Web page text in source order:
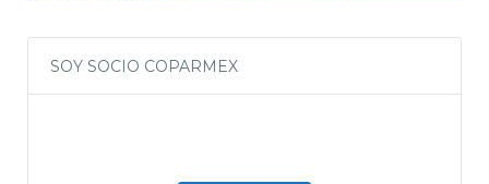
SOY SOCIO COPARMEX